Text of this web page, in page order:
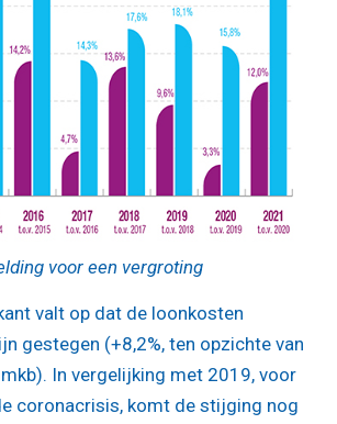
voor een vergroting
valt op dat de loonkosten
gestegen (+8,2%, ten opzichte van
In vergelijking met 2019, voor
coronacrisis, komt de stijging nog